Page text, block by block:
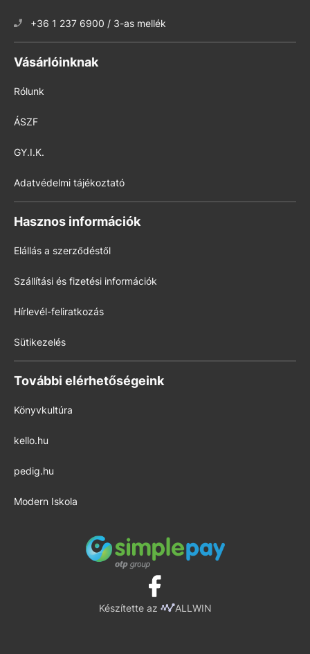
+36 1 237 6900 / 3-as mellék
Vásárlóinknak
Rólunk
ÁSZF
GY.I.K.
Adatvédelmi tájékoztató
Hasznos információk
Elállás a szerződéstől
Szállítási és fizetési információk
Hírlevél-feliratkozás
Sütikezelés
További elérhetőségeink
Könyvkultúra
kello.hu
pedig.hu
Modern Iskola
Készítette az ALLWIN